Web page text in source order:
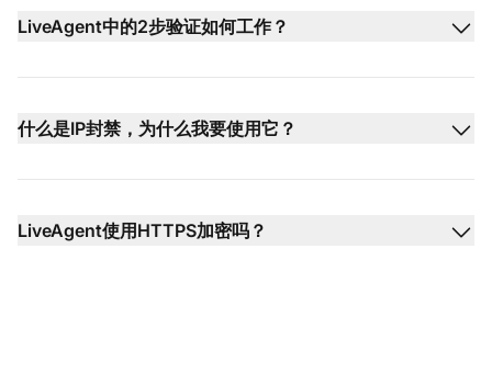
LiveAgent中的2步验证如何工作？
什么是IP封禁，为什么我要使用它？
LiveAgent使用HTTPS加密吗？